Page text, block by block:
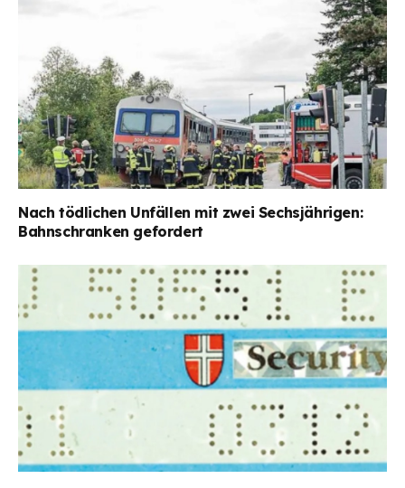
Nach tödlichen Unfällen mit zwei Sechsjährigen:
Bahnschranken gefordert